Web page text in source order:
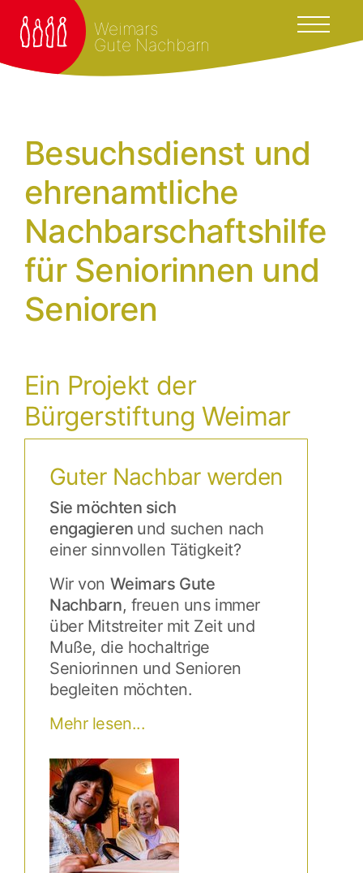
Weimars
Gute Nachbarn
Besuchsdienst und
ehrenamtliche
Nachbarschaftshilfe
für Seniorinnen und
Senioren
Ein Projekt der
Bürgerstiftung Weimar
Guter Nachbar werden
Sie möchten sich
engagieren und suchen nach
einer sinnvollen Tätigkeit?
Wir von Weimars Gute
Nachbarn, freuen uns immer
über Mitstreiter mit Zeit und
Muße, die hochaltrige
Seniorinnen und Senioren
begleiten möchten.
Mehr lesen...